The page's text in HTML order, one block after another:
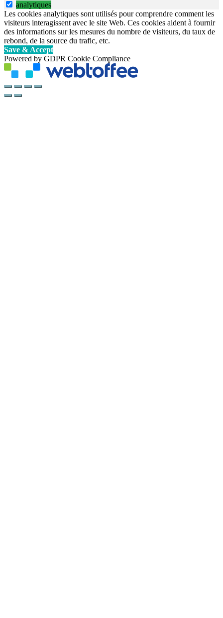
analytiques
Les cookies analytiques sont utilisés pour comprendre comment les
visiteurs interagissent avec le site Web. Ces cookies aident à fournir
des informations sur les mesures du nombre de visiteurs, du taux de
rebond, de la source du trafic, etc.
Save & Accept
Powered by GDPR Cookie Compliance